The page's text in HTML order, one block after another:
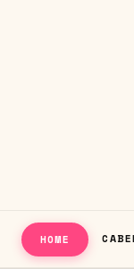
HOME